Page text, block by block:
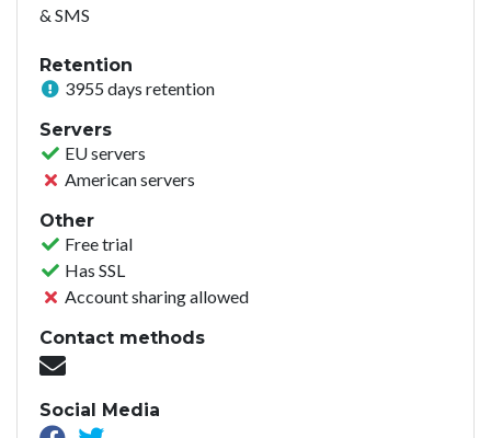
& SMS
Retention
3955 days retention
Servers
EU servers
American servers
Other
Free trial
Has SSL
Account sharing allowed
Contact methods
Social Media